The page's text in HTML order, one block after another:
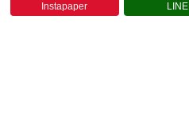
Instapaper LINE